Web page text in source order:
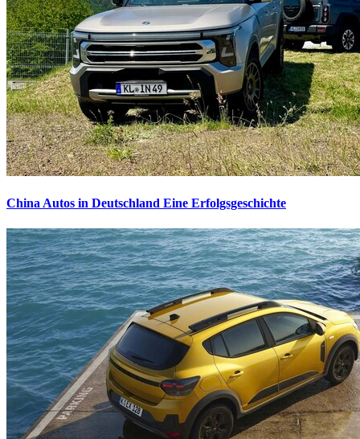
China Autos in Deutschland Eine Erfolgsgeschichte